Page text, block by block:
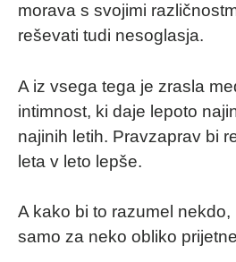
morava s svojimi
reševati tudi nesoglasja.
A iz vsega tega je zrasla
intimnost, ki daje lepoto
najinih letih. Pravzaprav bi
leta v leto lepše.
A kako bi to razumel
samo za neko obliko